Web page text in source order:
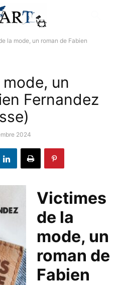
la mode, un roman de Fabien
un
Fernandez
2024
Victimes
de la
mode, un
roman de
Fabien